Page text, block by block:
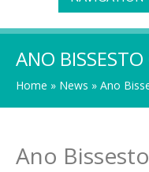
ANO
Home » News » Ano
Ano